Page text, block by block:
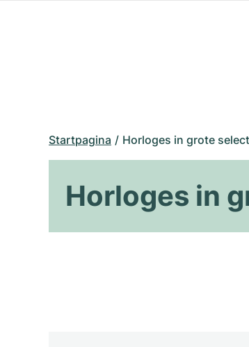
Startpagina Horloges in grote
Horloges in